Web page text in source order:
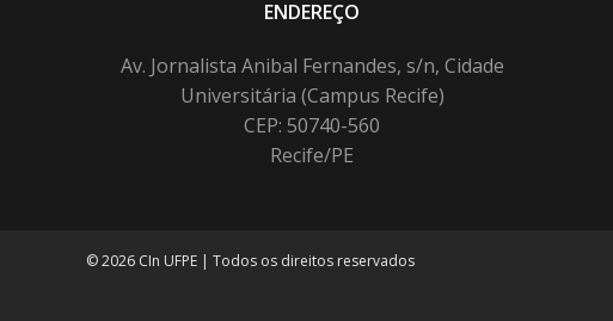
ENDEREÇO
Av. Jornalista Anibal Fernandes, s/n, Cidade
Universitária (Campus Recife)
CEP: 50740-560
Recife/PE
© 2026 CIn UFPE | Todos os direitos reservados